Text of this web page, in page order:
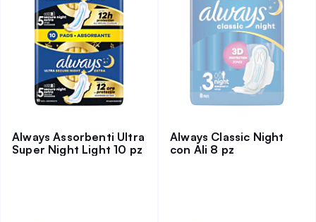
Always Assorbenti Ultra
Super Night Light 10 pz
Always Classic Night
con Ali 8 pz